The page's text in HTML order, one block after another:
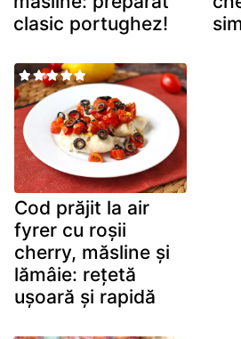
clasic portughez!
Cod prăjit la air
fyrer cu roșii
cherry, măsline și
lămâie: rețetă
ușoară și rapidă